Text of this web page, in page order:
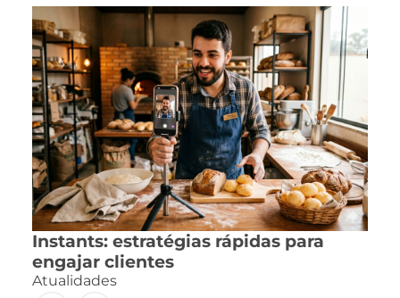
Instants: estratégias rápidas para
engajar clientes
Atualidades